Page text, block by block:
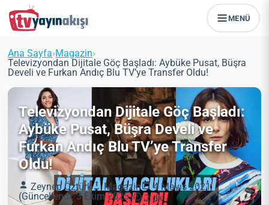
MENÜ
Ana Sayfa›Magazin›
Televizyondan Dijitale Göç Başladı: Aybüke Pusat, Büşra
Develi ve Furkan Andıç Blu TV’ye Transfer Oldu!
Televizyondan Dijitale Göç Başladı:
Aybüke Pusat, Büşra Develi ve
Furkan Andıç Blu TV’ye Transfer
Oldu!
Zeynep Öztürk Magazin
4 Mayıs 2021
(Güncellendi: 3 Ekim 2025)
2 dk